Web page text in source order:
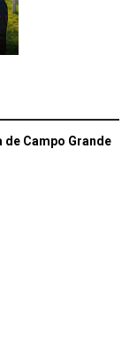
de Campo Grande